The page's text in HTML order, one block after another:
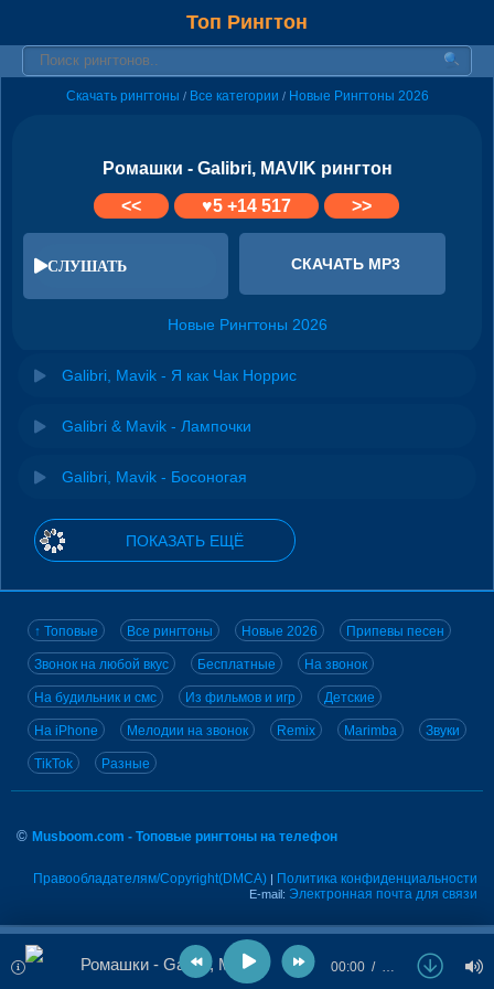
Топ Рингтон
Скачать рингтоны / Все категории / Новые Рингтоны 2026
Ромашки - Galibri, MAVIK рингтон
<<
♥5+14 517 >>
СЛУШАТЬ СКАЧАТЬ MP3
Новые Рингтоны 2026
Galibri, Mavik - Я как Чак Норрис
Galibri & Mavik - Лампочки
Galibri, Mavik - Босоногая
ПОКАЗАТЬ ЕЩЁ
↑ Топовые Все рингтоны Новые 2026 Припевы песен
Звонок на любой вкус Бесплатные На звонок
На будильник и смс Из фильмов и игр Детские
На iPhone Мелодии на звонок Remix Marimba Звуки
TikTok Разные
© Musboom.com - Топовые рингтоны на телефон
Правообладателям/Copyright(DMCA) | Политика конфиденциальности
E-mail: Электронная почта для связи
Ромашки - Galibri, MAVIK 00:00 …